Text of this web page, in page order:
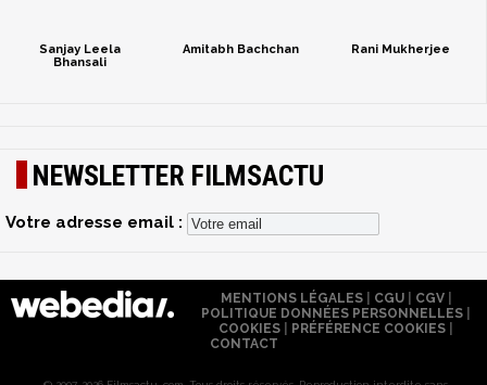
Sanjay Leela
Bhansali
Amitabh Bachchan Rani Mukherjee
NEWSLETTER FILMSACTU
Votre adresse email :
MENTIONS LÉGALES| CGU| CGV|
POLITIQUE DONNÉES PERSONNELLES
COOKIES
PRÉFÉRENCE COOKIES
CONTACT